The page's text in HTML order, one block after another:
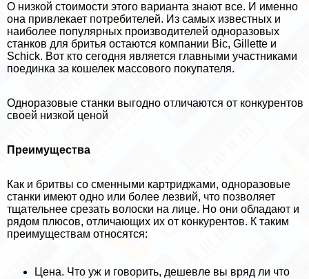
О низкой стоимости этого варианта знают все. И именно
она привлекает потребителей. Из самых известных и
наиболее популярных производителей одноразовых
станков для бритья остаются компании Bic, Gillette и
Schick. Вот кто сегодня является главными участниками
поединка за кошелек массового покупателя.
Одноразовые станки выгодно отличаются от конкурентов
своей низкой ценой
Преимущества
Как и бритвы со сменными картриджами, одноразовые
станки имеют одно или более лезвий, что позволяет
тщательнее срезать волоски на лице. Но они обладают и
рядом плюсов, отличающих их от конкурентов. К таким
преимуществам относятся:
Цена. Что уж и говорить, дешевле вы вряд ли что